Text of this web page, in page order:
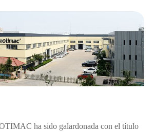
ha sido galardonada con el título